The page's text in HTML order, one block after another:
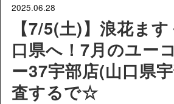
2025.06.28
【7/5(土)】浪花ま
口県へ！7月のユー
ー37宇部店(山口県
査するで☆